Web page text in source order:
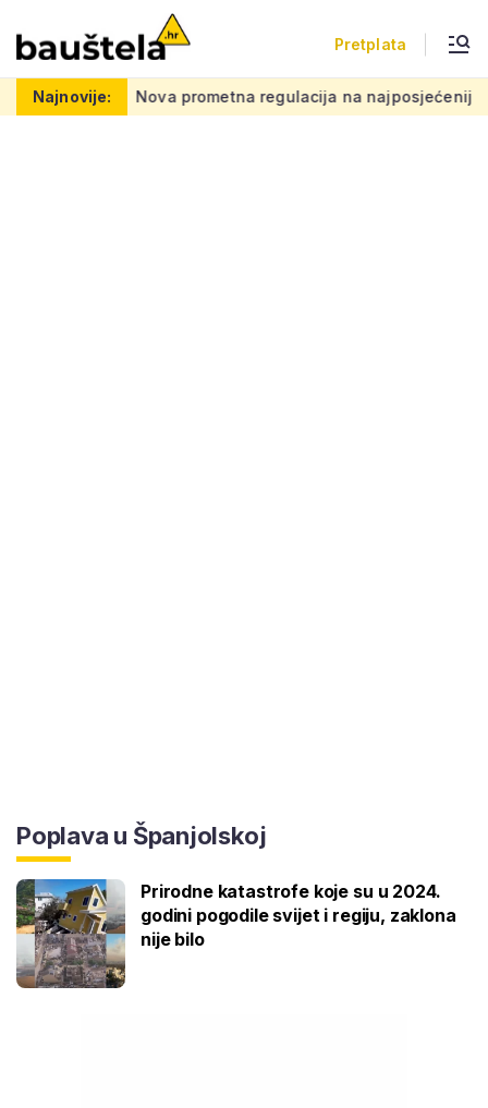
Pretplata
Najnovije:Nova prometna regulacija na najposjećenijem
Poplava u Španjolskoj
Prirodne katastrofe koje su u 2024.
godini pogodile svijet i regiju, zaklona
nije bilo